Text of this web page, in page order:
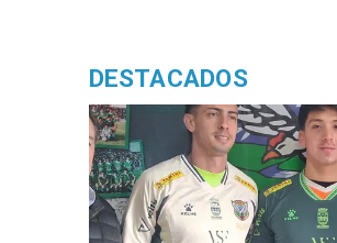
DESTACADOS